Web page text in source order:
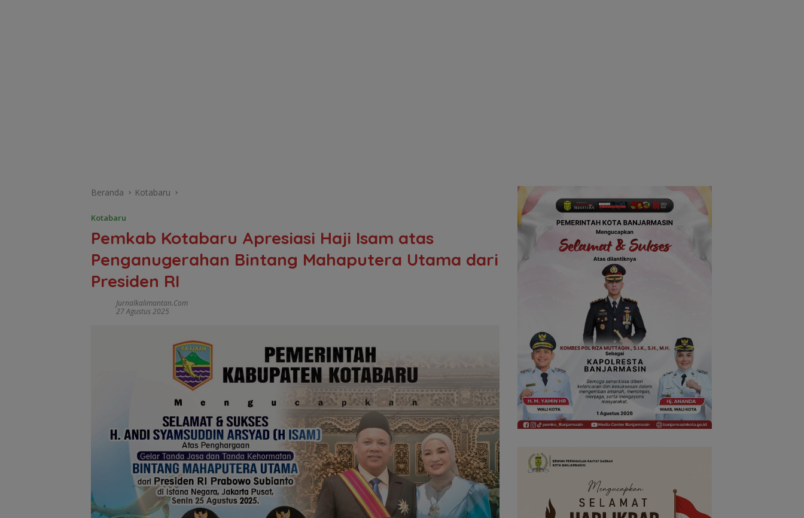
Beranda Kotabaru
Kotabaru
Pemkab Kotabaru Apresiasi Haji Isam atas
Penganugerahan Bintang Mahaputera Utama dari
Presiden RI
Jurnalkalimantan.com
27 Agustus 2025